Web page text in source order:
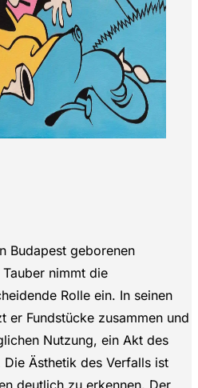
Budapest geborenen
nimmt die
Rolle ein. In seinen
er Fundstücke zusammen und
Nutzung, ein Akt des
Ästhetik des Verfalls ist